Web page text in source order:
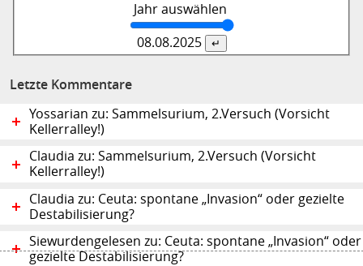
Jahr auswählen
08.08.2025
Letzte Kommentare
Yossarian zu: Sammelsurium, 2.Versuch (Vorsicht
Kellerralley!)
Claudia zu: Sammelsurium, 2.Versuch (Vorsicht
Kellerralley!)
Claudia zu: Ceuta: spontane „Invasion“ oder gezielte
Destabilisierung?
Siewurdengelesen zu: Ceuta: spontane „Invasion“ oder
gezielte Destabilisierung?